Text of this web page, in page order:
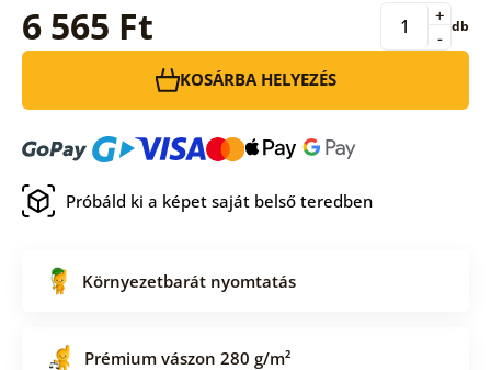
6 565 Ft -
+ db
KOSÁRBA HELYEZÉS
Próbáld ki a képet saját belső teredben
Környezetbarát nyomtatás
Prémium vászon 280 g/m²